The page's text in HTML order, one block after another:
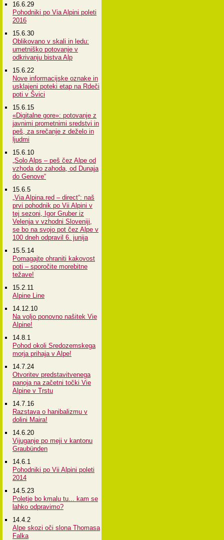
16.6.29
Pohodniki po Via Alpini poleti
2016
15.6.30
Oblikovano v skali in ledu:
umetniško potovanje v
odkrivanju bistva Alp
15.6.22
Nove informacijske oznake in
usklajeni poteki etap na Rdeči
poti v Švici
15.6.15
«Digitalne gore»: potovanje z
javnimi prometnimi sredstvi in
peš, za srečanje z deželo in
ljudmi
15.6.10
„Solo Alps – peš čez Alpe od
vzhoda do zahoda, od Dunaja
do Genove“
15.6.5
„Via Alpina.red – direct“: naš
prvi pohodnik po Vii Alpini v
tej sezoni, Igor Gruber iz
Velenja v vzhodni Sloveniji,
se bo na svojo pot čez Alpe v
100 dneh odpravil 6. junija
15.5.14
Pomagajte ohraniti kakovost
poti – sporočite morebitne
težave!
15.2.11
Alpine Line
14.12.10
Na voljo ponovno našitek Vie
Alpine!
14.8.1
Pohod okoli Sredozemskega
morja prihaja v Alpe!
14.7.24
Otvoritev predstavitvenega
panoja na začetni točki Vie
Alpine v Trstu
14.7.16
Razstava o hanibalizmu v
dolini Maira!
14.6.20
Vijuganje po meji v kantonu
Graubünden
14.6.1
Pohodniki po Vii Alpini poleti
2014
14.5.23
Poletje bo kmalu tu... kam se
lahko odpravimo?
14.4.2
Alpe skozi oči slona Thomasa
Falka